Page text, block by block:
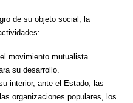
de su objeto social, la
movimiento mutualista
su desarrollo.
interior, ante el Estado, las
organizaciones populares, los